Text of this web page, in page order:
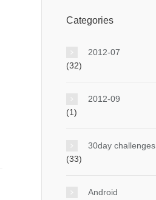
Categories
2012-07
(32)
2012-09
(1)
30day challenges
(33)
Android